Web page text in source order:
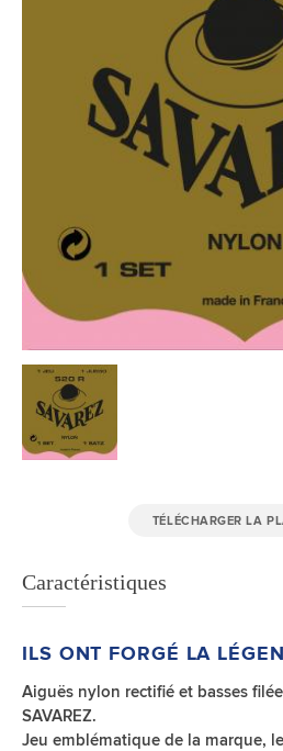
TÉLÉCHARGER LA
Caractéristiques
ILS ONT FORGÉ LA
Aiguës nylon rectifié et basses
SAVAREZ.
Jeu emblématique de la marque,